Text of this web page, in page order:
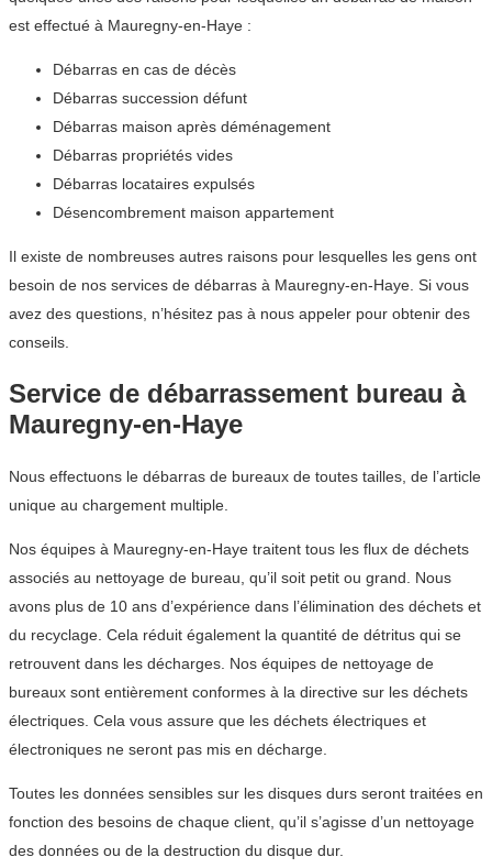
est effectué à Mauregny-en-Haye :
Débarras en cas de décès
Débarras succession défunt
Débarras maison après déménagement
Débarras propriétés vides
Débarras locataires expulsés
Désencombrement maison appartement
Il existe de nombreuses autres raisons pour lesquelles les gens ont
besoin de nos services de débarras à Mauregny-en-Haye. Si vous
avez des questions, n’hésitez pas à nous appeler pour obtenir des
conseils.
Service de débarrassement bureau à
Mauregny-en-Haye
Nous effectuons le débarras de bureaux de toutes tailles, de l’article
unique au chargement multiple.
Nos équipes à Mauregny-en-Haye traitent tous les flux de déchets
associés au nettoyage de bureau, qu’il soit petit ou grand. Nous
avons plus de 10 ans d’expérience dans l’élimination des déchets et
du recyclage. Cela réduit également la quantité de détritus qui se
retrouvent dans les décharges. Nos équipes de nettoyage de
bureaux sont entièrement conformes à la directive sur les déchets
électriques. Cela vous assure que les déchets électriques et
électroniques ne seront pas mis en décharge.
Toutes les données sensibles sur les disques durs seront traitées en
fonction des besoins de chaque client, qu’il s’agisse d’un nettoyage
des données ou de la destruction du disque dur.